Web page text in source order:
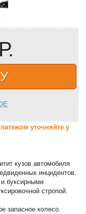
уточняйте у
кузов автомобиля
инцидентов.
буксирными
стропой.
запасное колесо.